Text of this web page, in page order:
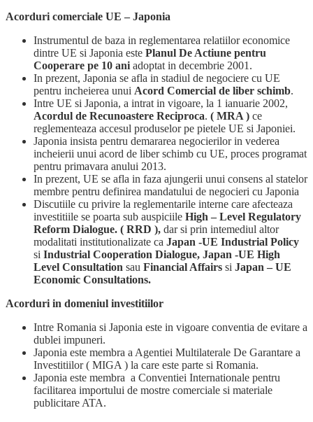
Acorduri comerciale UE – Japonia
Instrumentul de baza in reglementarea relatiilor economice
dintre UE si Japonia este Planul De Actiune pentru
Cooperare pe 10 ani adoptat in decembrie 2001.
In prezent, Japonia se afla in stadiul de negociere cu UE
pentru incheierea unui Acord Comercial de liber schimb.
Intre UE si Japonia, a intrat in vigoare, la 1 ianuarie 2002,
Acordul de Recunoastere Reciproca. ( MRA ) ce
reglementeaza accesul produselor pe pietele UE si Japoniei.
Japonia insista pentru demararea negocierilor in vederea
incheierii unui acord de liber schimb cu UE, proces programat
pentru primavara anului 2013.
In prezent, UE se afla in faza ajungerii unui consens al statelor
membre pentru definirea mandatului de negocieri cu Japonia
Discutiile cu privire la reglementarile interne care afecteaza
investitiile se poarta sub auspiciile High – Level Regulatory
Reform Dialogue. ( RRD ), dar si prin intemediul altor
modalitati institutionalizate ca Japan -UE Industrial Policy
si Industrial Cooperation Dialogue, Japan -UE High
Level Consultation sau Financial Affairs si Japan – UE
Economic Consultations.
Acorduri in domeniul investitiilor
Intre Romania si Japonia este in vigoare conventia de evitare a
dublei impuneri.
Japonia este membra a Agentiei Multilaterale De Garantare a
Investitiilor ( MIGA ) la care este parte si Romania.
Japonia este membra a Conventiei Internationale pentru
facilitarea importului de mostre comerciale si materiale
publicitare ATA.